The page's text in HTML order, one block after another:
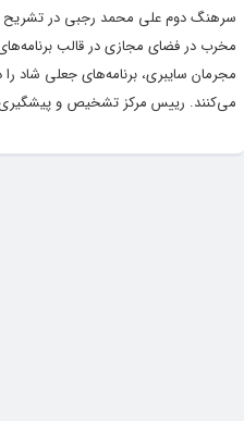
سرهنگ دوم علی محمد رجبی در تشریح
مخرب در فضای مجازی در قالب
مجرمان سایبری، برنامه‌های جعلی شاد
می‌کنند. رییس مرکز تشخیص و پیشگیری